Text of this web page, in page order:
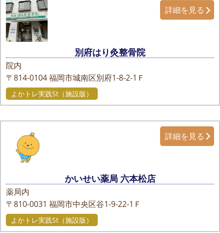
別府はり灸整骨院
院内
〒814-0104福岡市城南区別府1-8-2-1Ｆ
詳細を見る
よかトレ実践St（施設版）
かいせい薬局 六本松店
薬局内
〒810-0031 福岡市中央区谷1-9-22-1Ｆ
詳細を見る
よかトレ実践St（施設版）